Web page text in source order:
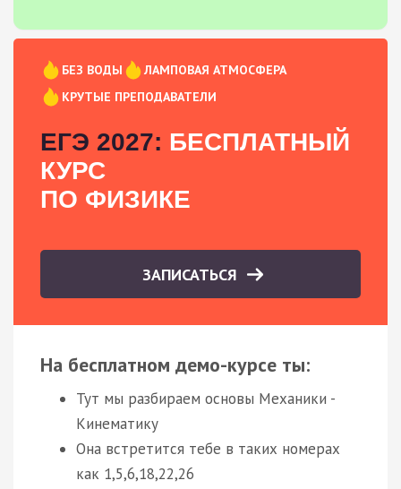
БЕЗ ВОДЫ
ЛАМПОВАЯ АТМОСФЕРА
КРУТЫЕ ПРЕПОДАВАТЕЛИ
ЕГЭ 2027: БЕСПЛАТНЫЙ
КУРС
ПО ФИЗИКЕ
ЗАПИСАТЬСЯ
На бесплатном демо-курсе ты:
Тут мы разбираем основы Механики -
Кинематику
Она встретится тебе в таких номерах
как 1,5,6,18,22,26